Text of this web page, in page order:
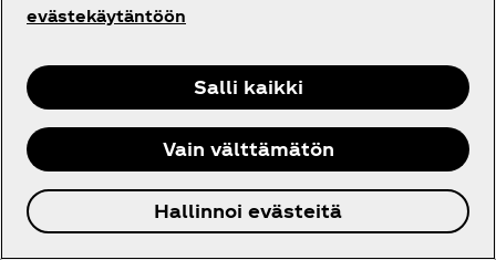
Kaikki Voittajakandidaattien oikeus voittoonsa ja
varmistamaan, ja varmistuksen jälkeenkin heidät
voidaan yhä sulkea pois kilpailusta, sillä Kilpailun
Järjestäjä varaa itselleen oikeuden varmistaa, että
kaikki Voittajat ja heidän vieraansa täyttävät
Järjestäjän brändille epäedullista julkisuutta.
Varmistamiseen voi kuulua mm. kysymyksiä
evästekäytäntöön
Salli kaikki
Vain välttämätön
Hallinnoi evästeitä